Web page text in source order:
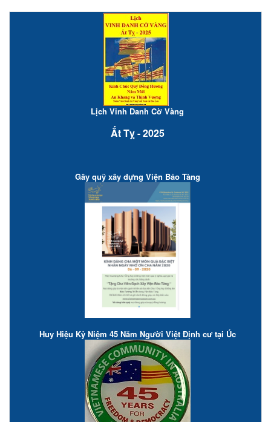
Lịch Vinh Danh Cờ Vàng
Ất Tỵ - 2025
Gây quỹ xây dựng Viện Bảo Tàng
Huy Hiệu Kỷ Niệm 45 Năm Người Việt Định cư tại Úc